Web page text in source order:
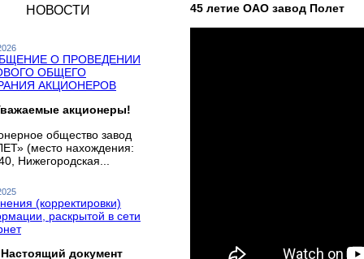
НОВОСТИ
О ПРОВЕДЕНИИ
ОБЩЕГО
АКЦИОНЕРОВ
акционеры!
общество завод
(место нахождения:
Нижегородская...
(корректировки)
раскрытой в сети
Настоящий документ
45 летие ОАО завод Полет